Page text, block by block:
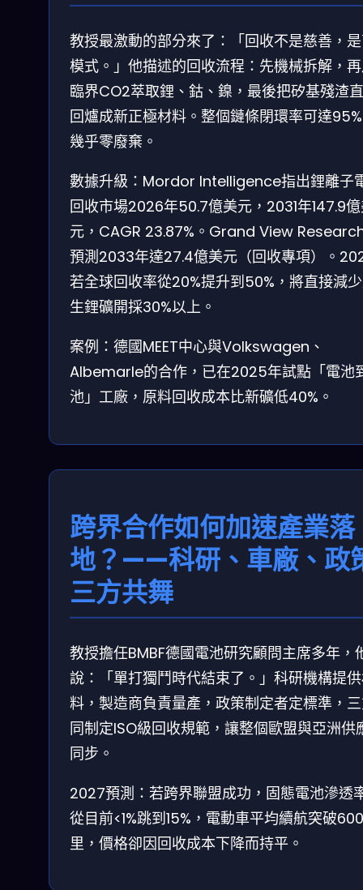
教授最激動的部分來了：「回收不是慈善，
模式。」他描述的回收流程：先機械拆解，
臨界CO2萃取鋰、鈷、鎳，最後把矽基殘渣
回爐成新正極材料。整個鏈條閉環率可達
幾乎零廢棄。
數據升級：Mordor Intelligence指出鋰離子
回收市場2026年50.7億美元，2031年147.9
元，CAGR 23.87%。Grand View
預測2033年達27.4億美元（回收專項）。
若全球回收率從20%提升到50%，將直接減
生鋰礦開採30%以上。
案例：德國MEET中心與Volkswagen、
Albemarle的合作，已在2025年試點「電池
池」工廠，原料回收成本比新礦低40%。
跨界合作如何加速產業落
地？——科研、車廠、政
三方共舞
教授擔任BMBF德國電池研究顧問主席多年，
說：「單打獨鬥時代結束了。」科研機構提
料，製造商負責量產，政策制定者定標準，
同制定ISO級回收規範，讓整個歐盟與亞洲供
同步。
2027預測：若跨界聯盟成功，固態電池滲透
從目前<1%跳到15%，電動車平均續航突破
里，價格卻因回收成本下降而持平。